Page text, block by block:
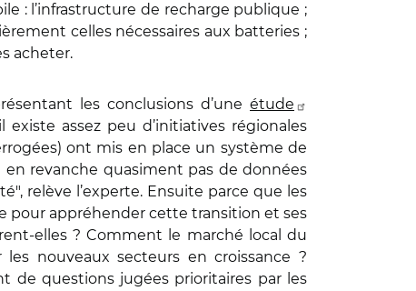
: l’infrastructure de recharge publique ;
celles nécessaires aux batteries ;
acheter.
les conclusions d’une étude
assez peu d’initiatives régionales
ont mis en place un système de
en revanche quasiment pas de données
relève l’experte. Ensuite parce que les
pour appréhender cette transition et ses
elles ? Comment le marché local du
nouveaux secteurs en croissance ?
de questions jugées prioritaires par les